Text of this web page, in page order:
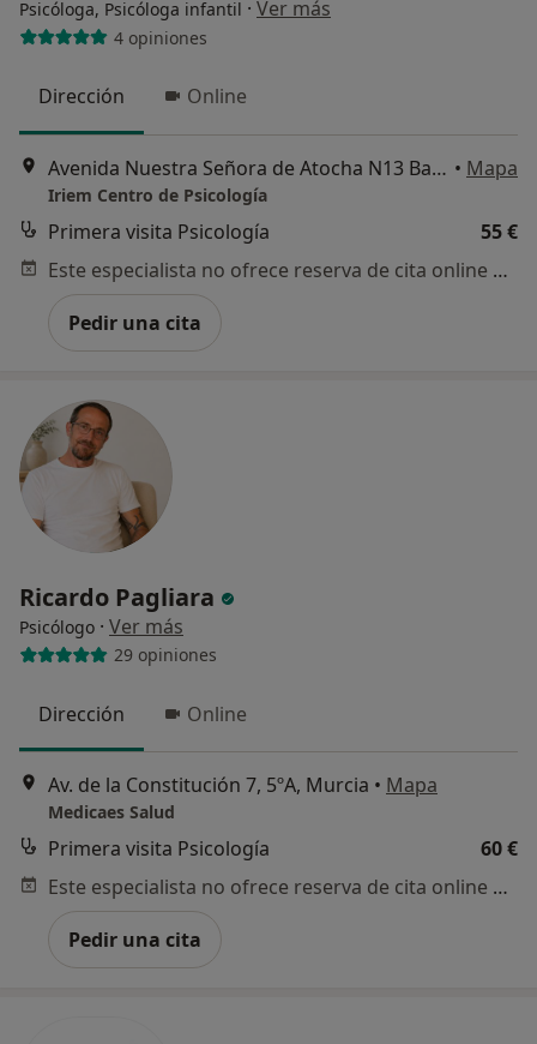
Psicóloga, Psicóloga infantil · Ver más
4 opiniones
Dirección Online
Avenida Nuestra Señora de Atocha N13 Bajo 2, Murcia • Mapa
Iriem Centro de Psicología
Primera visita Psicología
55 €
Este especialista no ofrece reserva de cita online en esta dirección.
Pedir una cita
Ricardo Pagliara
Psicólogo · Ver más
29 opiniones
Dirección Online
Av. de la Constitución 7, 5ºA, Murcia • Mapa
Medicaes Salud
Primera visita Psicología
60 €
Este especialista no ofrece reserva de cita online en esta dirección.
Pedir una cita